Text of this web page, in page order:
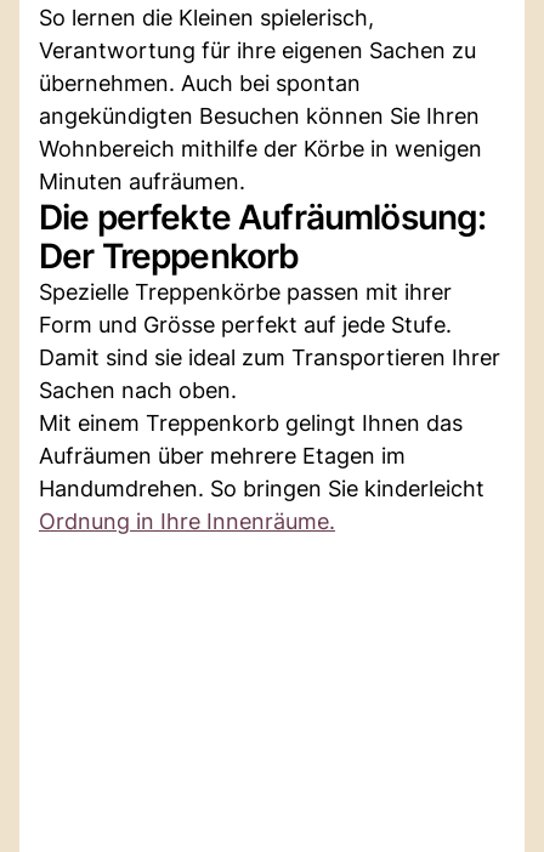
So lernen die Kleinen spielerisch,
Verantwortung für ihre eigenen Sachen zu
übernehmen. Auch bei spontan
angekündigten Besuchen können Sie Ihren
Wohnbereich mithilfe der Körbe in wenigen
Minuten aufräumen.
Die perfekte Aufräumlösung:
Der Treppenkorb
Spezielle Treppenkörbe passen mit ihrer
Form und Grösse perfekt auf jede Stufe.
Damit sind sie ideal zum Transportieren Ihrer
Sachen nach oben.
Mit einem Treppenkorb gelingt Ihnen das
Aufräumen über mehrere Etagen im
Handumdrehen. So bringen Sie kinderleicht
Ordnung in Ihre Innenräume.